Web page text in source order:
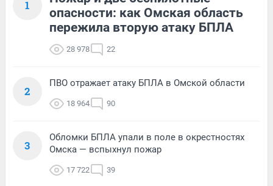
1
опасности: как Омская область
пережила вторую атаку БПЛА
28 978 22
2
ПВО отражает атаку БПЛА в Омской области
18 964 90
3
Обломки БПЛА упали в поле в окрестностях
Омска — вспыхнул пожар
17 722 39